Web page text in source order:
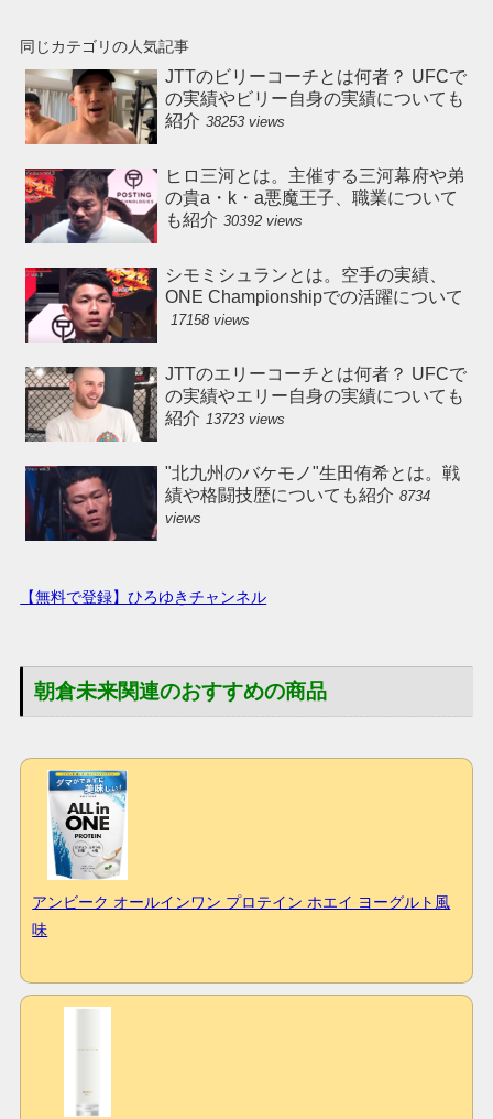
同じカテゴリの人気記事
JTTのビリーコーチとは何者？ UFCで
の実績やビリー自身の実績についても
紹介 38253 views
ヒロ三河とは。主催する三河幕府や弟
の貴a・k・a悪魔王子、職業について
も紹介 30392 views
シモミシュランとは。空手の実績、
ONE Championshipでの活躍について
17158 views
JTTのエリーコーチとは何者？ UFCで
の実績やエリー自身の実績についても
紹介 13723 views
"北九州のバケモノ"生田侑希とは。戦
績や格闘技歴についても紹介 8734
views
【無料で登録】ひろゆきチャンネル
朝倉未来関連のおすすめの商品
アンビーク オールインワン プロテイン ホエイ ヨーグルト風
味